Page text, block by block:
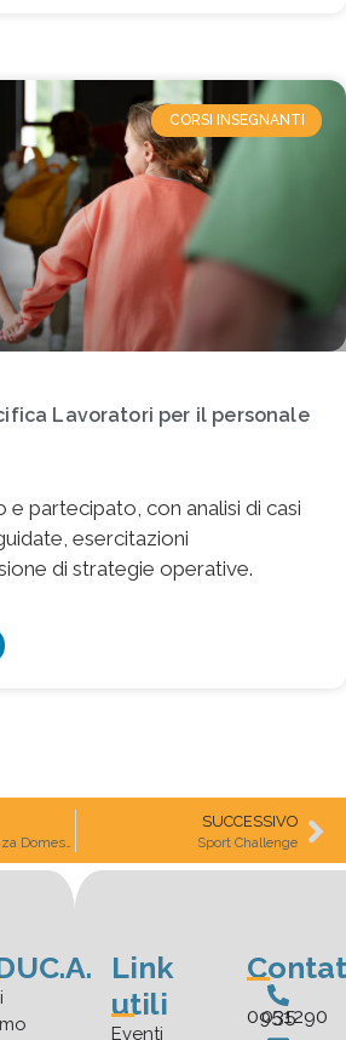
CORSI INSEGNANTI
Lavoratori per il personale
partecipato, con analisi di casi
esercitazioni
di strategie operative.
Escape Room – Sicurezza Domestica
SUCCESSIVO
Sport Challenge
Link
utili
Eventi
035 0951290